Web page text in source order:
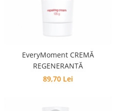
EveryMoment CREMĂ
REGENERANTĂ
89,70 Lei